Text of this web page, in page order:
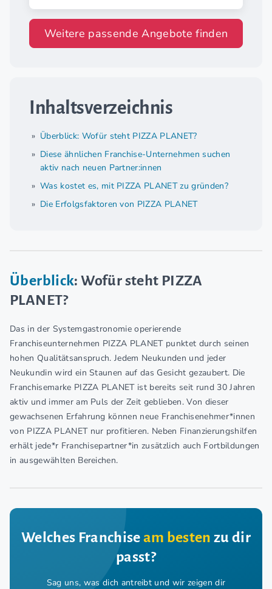
Weitere passende Angebote finden
Inhaltsverzeichnis
Überblick: Wofür steht PIZZA PLANET?
Diese ähnlichen Franchise-Unternehmen suchen
aktiv nach neuen Partner:innen
Was kostet es, mit PIZZA PLANET zu gründen?
Die Erfolgsfaktoren von PIZZA PLANET
Überblick: Wofür steht PIZZA
PLANET?
Das in der Systemgastronomie operierende
Franchiseunternehmen PIZZA PLANET punktet durch seinen
hohen Qualitätsanspruch. Jedem Neukunden und jeder
Neukundin wird ein Staunen auf das Gesicht gezaubert. Die
Franchisemarke PIZZA PLANET ist bereits seit rund 30 Jahren
aktiv und immer am Puls der Zeit geblieben. Von dieser
gewachsenen Erfahrung können neue Franchisenehmer*innen
von PIZZA PLANET nur profitieren. Neben Finanzierungshilfen
erhält jede*r Franchisepartner*in zusätzlich auch Fortbildungen
in ausgewählten Bereichen.
Welches Franchiseam besten zu dir
passt?
Sag uns, was dich antreibt und wir zeigen dir